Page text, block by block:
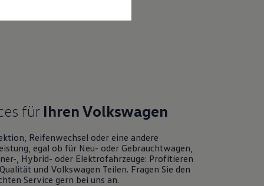
für IhrenVolkswagen
Reifenwechsel oder eine andere
egal ob für Neu- oder Gebrauchtwagen
, Hybrid- oder Elektrofahrzeuge: Profitieren
und Volkswagen Teilen. Fragen Sie den
Service gern bei uns an.